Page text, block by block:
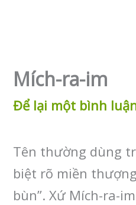
Mích-ra-im
Để lại một bình
Tên thường dùng
biệt rõ miền
bùn”. Xứ Mích-ra-